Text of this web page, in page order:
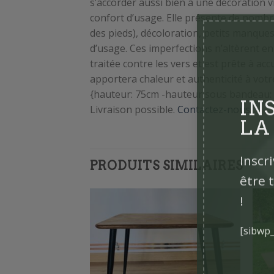
LA
être
!
confort d’usage. Elle présente de
des pieds), décoloration, petits
d’usage. Ces imperfections n’altèrent
traitée contre les vers et est prête à
apportera chaleur et authenticité à
{hauteur: 75cm -hauteur sous bandeau:
Livraison possible. Contactez-nous
PRODUITS SIMILAIRES